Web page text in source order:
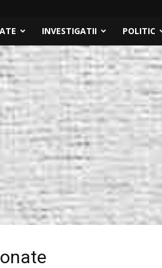
INVESTIGATII POLITIC